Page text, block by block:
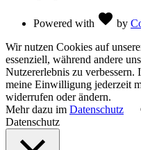
Powered with favorite by
Wir nutzen Cookies auf
essenziell, während andere
Nutzererlebnis zu verbessern.
meine Einwilligung jederzeit
widerrufen oder ändern.
Mehr dazu im Datenschutz
Datenschutz